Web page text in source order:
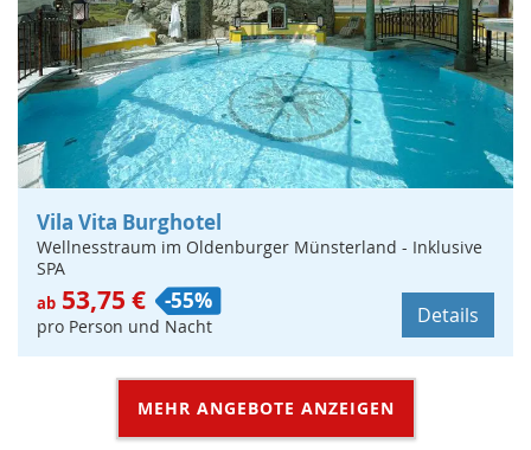
Vila Vita Burghotel
Wellnesstraum im Oldenburger Münsterland - Inklusive
SPA
ab 53,75 € -55%
pro Person und Nacht Details
MEHR ANGEBOTE ANZEIGEN